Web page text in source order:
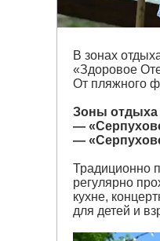
В зонах
«Здоровое
От пляжного
Зоны отдыха
—
—
Традиционно
регулярно
кухне,
для детей и